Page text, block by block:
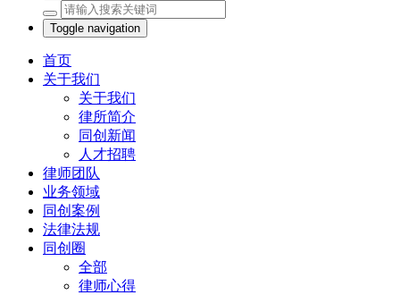
Toggle navigation
首页
关于我们
关于我们
律所简介
同创新闻
人才招聘
律师团队
业务领域
同创案例
法律法规
同创圈
全部
律师心得